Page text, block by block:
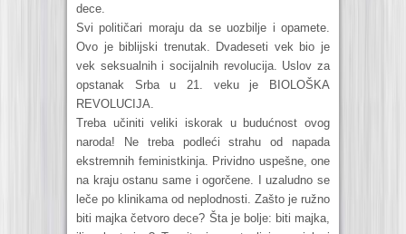
dece.
Svi političari moraju da se uozbilje i opamete.
Ovo je biblijski trenutak. Dvadeseti vek bio je
vek seksualnih i socijalnih revolucija. Uslov za
opstanak Srba u 21. veku je BIOLOŠKA
REVOLUCIJA.
Treba učiniti veliki iskorak u budućnost ovog
naroda! Ne treba podleći strahu od napada
ekstremnih feministkinja. Prividno uspešne, one
na kraju ostanu same i ogorčene. I uzaludno se
leče po klinikama od neplodnosti. Zašto je ružno
biti majka četvoro dece? Šta je bolje: biti majka,